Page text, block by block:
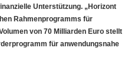
Unterstützung. „Horizont
Rahmenprogramms für
von 70 Milliarden Euro stellt
für anwendungsnahe